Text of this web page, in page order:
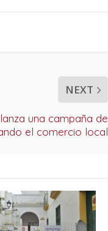
NEXT
una campaña de
el comercio local